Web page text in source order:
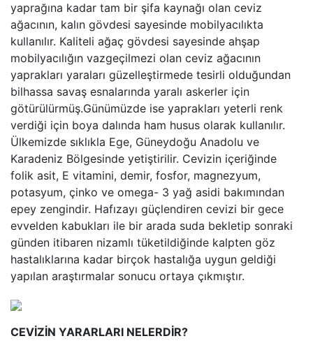
yaprağına kadar tam bir şifa kaynağı olan ceviz
ağacının, kalın gövdesi sayesinde mobilyacılıkta
kullanılır. Kaliteli ağaç gövdesi sayesinde ahşap
mobilyacılığın vazgeçilmezi olan ceviz ağacının
yaprakları yaraları güzelleştirmede tesirli olduğundan
bilhassa savaş esnalarında yaralı askerler için
götürülürmüş.Günümüzde ise yaprakları yeterli renk
verdiği için boya dalında ham husus olarak kullanılır.
Ülkemizde sıklıkla Ege, Güneydoğu Anadolu ve
Karadeniz Bölgesinde yetiştirilir. Cevizin içeriğinde
folik asit, E vitamini, demir, fosfor, magnezyum,
potasyum, çinko ve omega- 3 yağ asidi bakımından
epey zengindir. Hafızayı güçlendiren cevizi bir gece
evvelden kabukları ile bir arada suda bekletip sonraki
günden itibaren nizamlı tüketildiğinde kalpten göz
hastalıklarına kadar birçok hastalığa uygun geldiği
yapılan araştırmalar sonucu ortaya çıkmıştır.
CEVİZİN YARARLARI NELERDİR?